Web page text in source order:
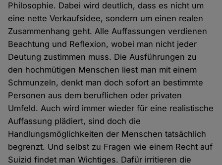
Philosophie. Dabei wird deutlich, dass es nicht um
eine nette Verkaufsidee, sondern um einen realen
Zusammenhang geht. Alle Auffassungen verdienen
Beachtung und Reflexion, wobei man nicht jeder
Deutung zustimmen muss. Die Ausführungen zu
den hochmütigen Menschen liest man mit einem
Schmunzeln, denkt man doch sofort an bestimmte
Personen aus dem beruflichen oder privaten
Umfeld. Auch wird immer wieder für eine realistische
Auffassung plädiert, sind doch die
Handlungsmöglichkeiten der Menschen tatsächlich
begrenzt. Und selbst zu Fragen wie einem Recht auf
Suizid findet man Wichtiges. Dafür irritieren die